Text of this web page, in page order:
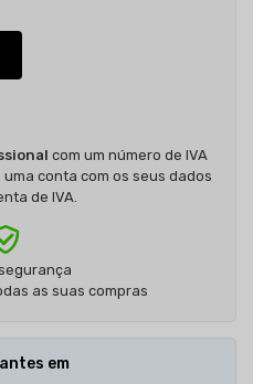
com um número de IVA
conta com os seus dados
de IVA.
as suas compras
em